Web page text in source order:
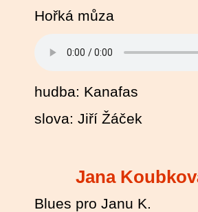
Hořká můza
hudba: Kanafas
slova: Jiří Žáček
Jana
Blues pro Janu K.